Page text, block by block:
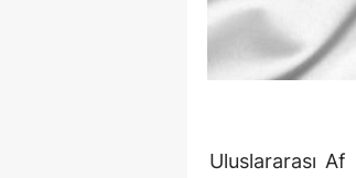
Uluslararası